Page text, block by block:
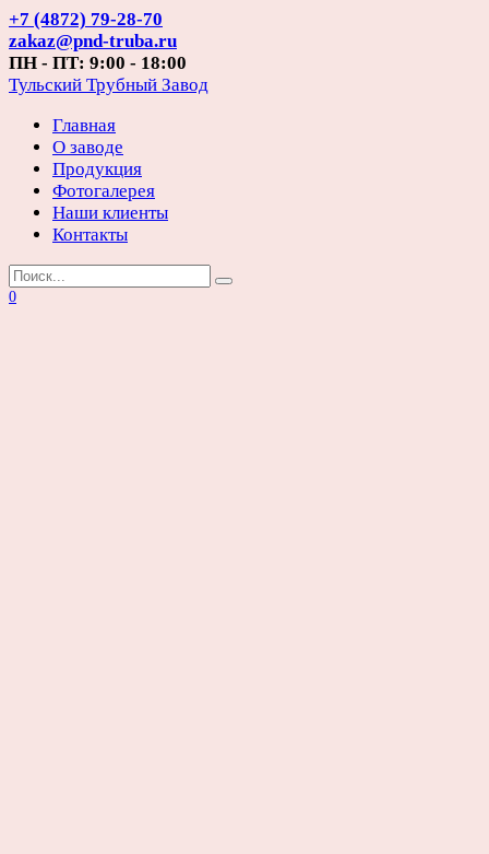
Перейти
к
содержанию
+7 (4872) 79-28-70
zakaz@pnd-truba.ru
ПН - ПТ: 9:00 - 18:00
Тульский Трубный Завод
Главная
О заводе
Продукция
Фотогалерея
Наши клиенты
Контакты
Search
for:
0